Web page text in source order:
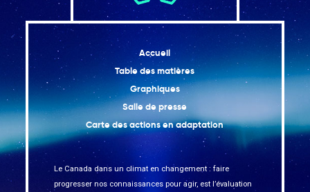
Accueil
Table des matières
Graphiques
Salle de presse
Carte des actions en adaptation
Le Canada dans un climat en changement : faire
progresser nos connaissances pour agir, est l’évaluation